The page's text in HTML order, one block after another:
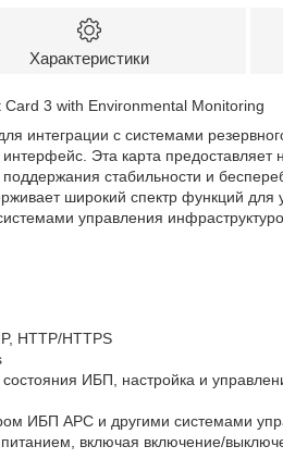
Характеристики
3 with Environmental Monitoring
интеграции с системами
Эта карта
стабильности и
широкий спектр функций
управления
HTTP/HTTPS
ИБП, настройка и
ИБП APC и другими системами
включая включение/